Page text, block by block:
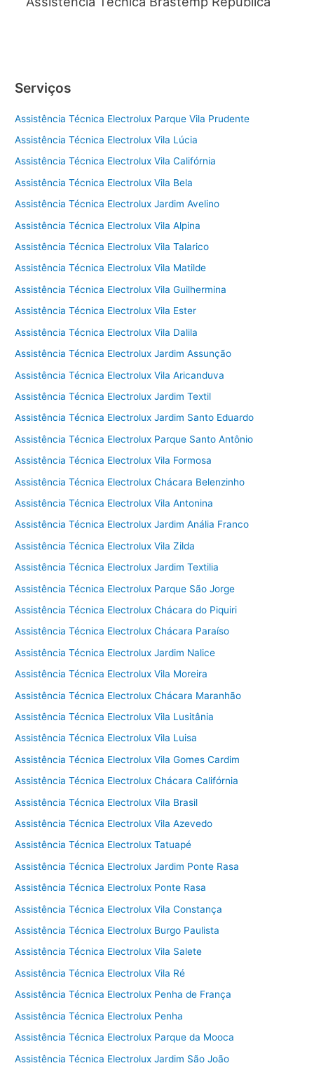
Serviços
Assistência Técnica Electrolux Parque Vila Prudente
Assistência Técnica Electrolux Vila Lúcia
Assistência Técnica Electrolux Vila Califórnia
Assistência Técnica Electrolux Vila Bela
Assistência Técnica Electrolux Jardim Avelino
Assistência Técnica Electrolux Vila Alpina
Assistência Técnica Electrolux Vila Talarico
Assistência Técnica Electrolux Vila Matilde
Assistência Técnica Electrolux Vila Guilhermina
Assistência Técnica Electrolux Vila Ester
Assistência Técnica Electrolux Vila Dalila
Assistência Técnica Electrolux Jardim Assunção
Assistência Técnica Electrolux Vila Aricanduva
Assistência Técnica Electrolux Jardim Textil
Assistência Técnica Electrolux Jardim Santo Eduardo
Assistência Técnica Electrolux Parque Santo Antônio
Assistência Técnica Electrolux Vila Formosa
Assistência Técnica Electrolux Chácara Belenzinho
Assistência Técnica Electrolux Vila Antonina
Assistência Técnica Electrolux Jardim Anália Franco
Assistência Técnica Electrolux Vila Zilda
Assistência Técnica Electrolux Jardim Textilia
Assistência Técnica Electrolux Parque São Jorge
Assistência Técnica Electrolux Chácara do Piquiri
Assistência Técnica Electrolux Chácara Paraíso
Assistência Técnica Electrolux Jardim Nalice
Assistência Técnica Electrolux Vila Moreira
Assistência Técnica Electrolux Chácara Maranhão
Assistência Técnica Electrolux Vila Lusitânia
Assistência Técnica Electrolux Vila Luisa
Assistência Técnica Electrolux Vila Gomes Cardim
Assistência Técnica Electrolux Chácara Califórnia
Assistência Técnica Electrolux Vila Brasil
Assistência Técnica Electrolux Vila Azevedo
Assistência Técnica Electrolux Tatuapé
Assistência Técnica Electrolux Jardim Ponte Rasa
Assistência Técnica Electrolux Ponte Rasa
Assistência Técnica Electrolux Vila Constança
Assistência Técnica Electrolux Burgo Paulista
Assistência Técnica Electrolux Vila Salete
Assistência Técnica Electrolux Vila Ré
Assistência Técnica Electrolux Penha de França
Assistência Técnica Electrolux Penha
Assistência Técnica Electrolux Parque da Mooca
Assistência Técnica Electrolux Jardim São João